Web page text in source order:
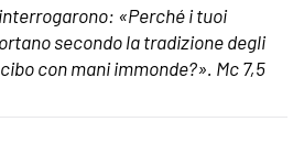
«Perché i tuoi
secondo la tradizione degli
con mani immonde?». Mc 7,5